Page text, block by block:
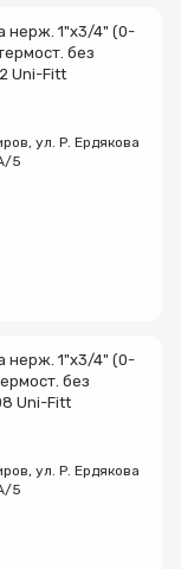
нерж. 1"х3/4" (0-
без
Uni-Fitt
ул. Р. Ердякова
5
нерж. 1"х3/4" (0-
без
Uni-Fitt
ул. Р. Ердякова
5